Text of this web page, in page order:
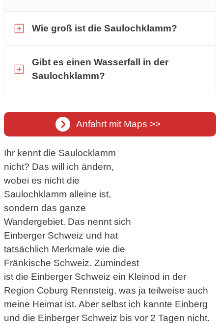
Wie groß ist die Saulochklamm?
Bayerns
kleinste Klamm
Gibt es einen Wasserfall in der
Saulochklamm?
Anfahrt mit Maps >>
Ihr kennt die Saulocklamm
nicht? Das will ich ändern,
wobei es nicht die
Saulochklamm alleine ist,
sondern das ganze
Wandergebiet. Das nennt sich
Einberger Schweiz und hat
tatsächlich Merkmale wie die
Fränkische Schweiz. Zumindest
ist die Einberger Schweiz ein Kleinod in der
Region Coburg Rennsteig, was ja teilweise auch
meine Heimat ist. Aber selbst ich kannte Einberg
und die Einberger Schweiz bis vor 2 Tagen nicht.